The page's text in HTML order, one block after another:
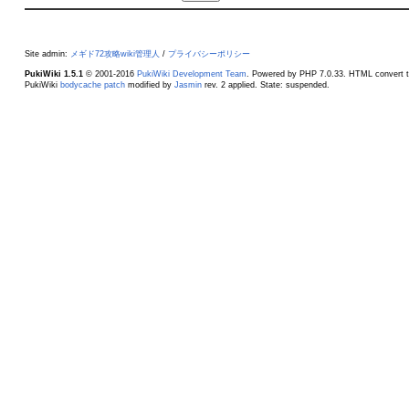
Site admin: メギド72攻略wiki管理人 / プライバシーポリシー
PukiWiki 1.5.1© 2001-2016 PukiWiki Development Team. Powered by PHP 7.0.33. HTML convert
PukiWiki bodycache patchmodified by Jasminrev. 2 applied. State: suspended.